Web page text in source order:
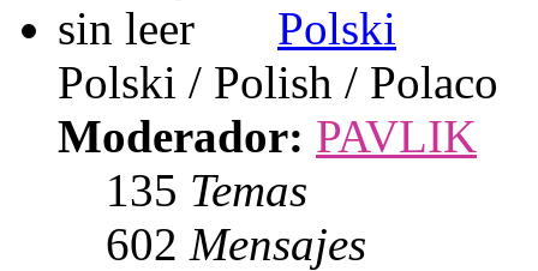
Polski
Polski / Polish / Polaco
Moderador: PAVLIK
135 Temas
602 Mensajes